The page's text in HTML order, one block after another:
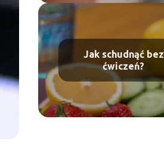
Jak schudnąć bez
ćwiczeń?